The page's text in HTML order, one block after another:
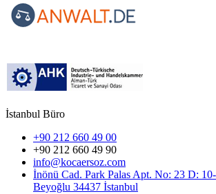
İstanbul Büro
+90 212 660 49 00
+90 212 660 49 90
info@kocaersoz.com
İnönü Cad. Park Palas Apt. No: 23 D:
Beyoğlu 34437 İstanbul